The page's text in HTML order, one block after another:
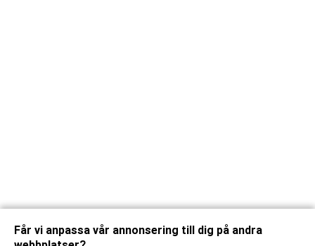
Får vi anpassa vår annonsering till dig på andra